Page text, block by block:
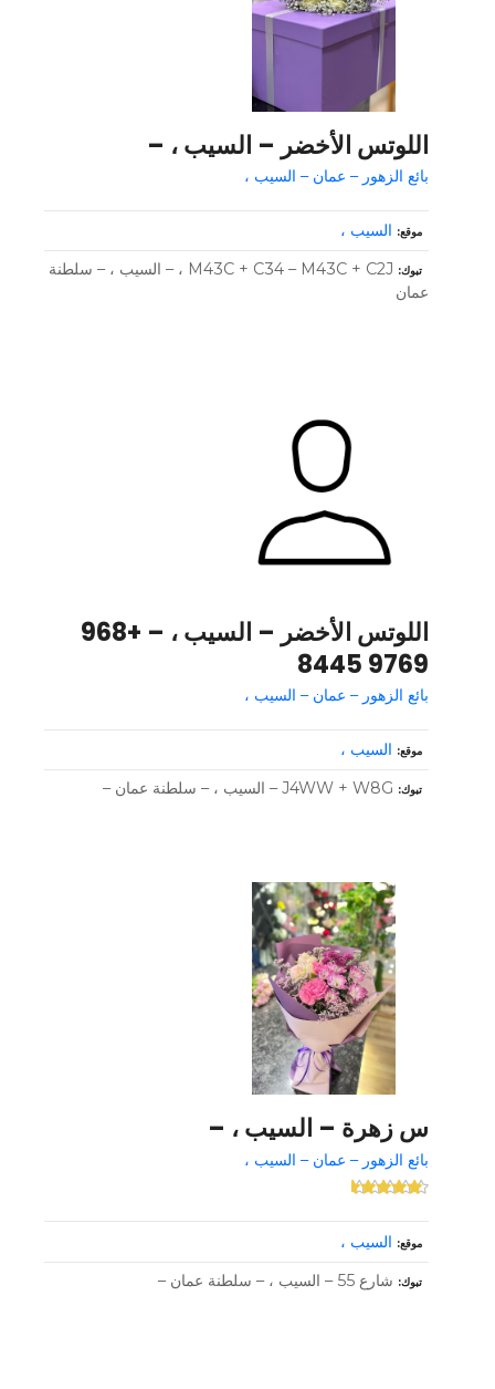
اللوتس الأخضر – السيب ، –
بائع الزهور – عمان – السيب ،
موقع السيب ،
تبوك
M43C + C34 – M43C + C2J ، – السيب ، – سلطنة
عمان
اللوتس الأخضر – السيب ، – +968
9769 8445
بائع الزهور – عمان – السيب ،
موقع السيب ،
تبوك J4WW + W8G – السيب ، – سلطنة عمان –
س زهرة – السيب ، –
بائع الزهور – عمان – السيب ،
موقع السيب ،
تبوك شارع 55 – السيب ، – سلطنة عمان –